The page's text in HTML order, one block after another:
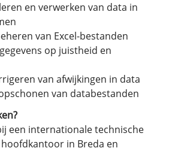
en verwerken van data in
van Excel-bestanden
op juistheid en
van afwijkingen in data
van databestanden
een internationale technische
in Breda en